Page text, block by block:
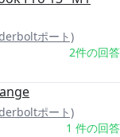
ポート)
2件の回答
ポート)
1 件の回答